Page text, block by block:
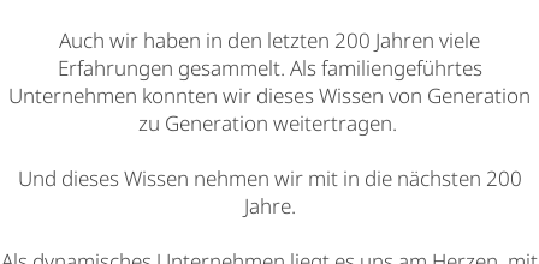
Auch wir haben in den letzten 200 Jahren viele
Erfahrungen gesammelt. Als familiengeführtes
Unternehmen konnten wir dieses Wissen von Generation
zu Generation weitertragen.
Und dieses Wissen nehmen wir mit in die nächsten 200
Jahre.